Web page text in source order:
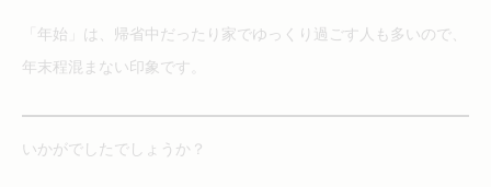
「年始」は、帰省中だったり家でゆっくり過ごす人も多いので、
年末程混まない印象です。
いかがでしたでしょうか？